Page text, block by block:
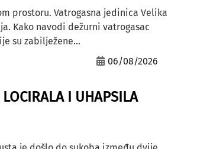
prostoru. Vatrogasna jedinica Velika
Kako navodi dežurni vatrogasac
su zabilježene...
06/08/2026
I UHAPSILA